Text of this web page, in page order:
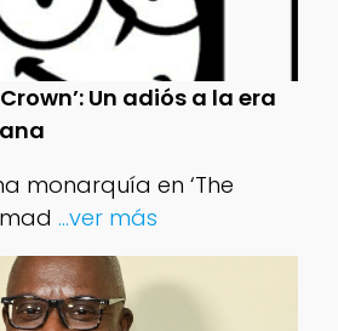
Un adiós a la era
monarquía en ‘The
...ver más